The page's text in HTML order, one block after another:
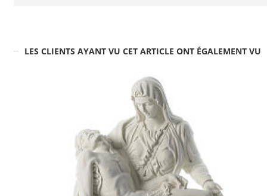
LES CLIENTS AYANT VU CET ARTICLE ONT ÉGALEMENT VU